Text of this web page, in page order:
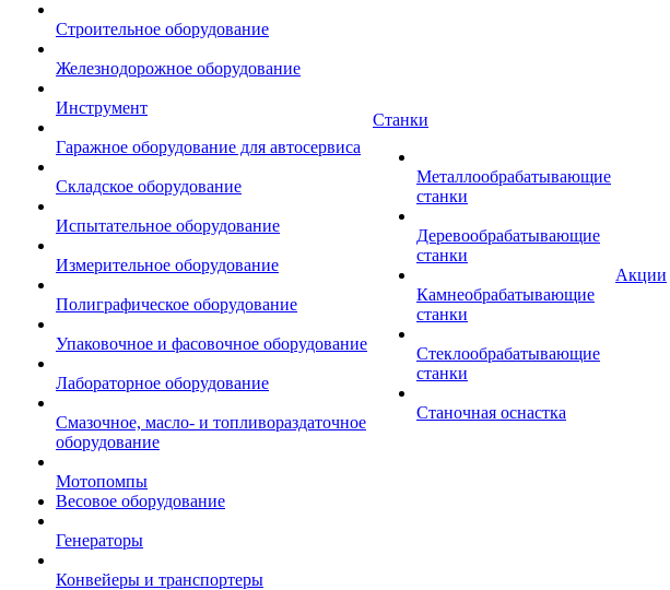
Строительное оборудование
Железнодорожное оборудование
Инструмент
Гаражное оборудование для автосервиса
Складское оборудование
Испытательное оборудование
Измерительное оборудование
Полиграфическое оборудование
Упаковочное и фасовочное оборудование
Лабораторное оборудование
Смазочное, масло- и топливораздаточное
оборудование
Мотопомпы
Весовое оборудование
Генераторы
Конвейеры и транспортеры
Станки
Металлообрабатывающие
станки
Деревообрабатывающие
станки
Камнеобрабатывающие
станки
Стеклообрабатывающие
станки
Станочная оснастка
Акции